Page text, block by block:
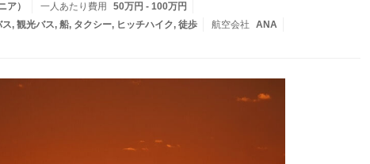
ア） 一人あたり費用
50万円 - 100万円
ス 観光バス 船 タクシー ヒッチハイク 徒歩 航空会社
ANA